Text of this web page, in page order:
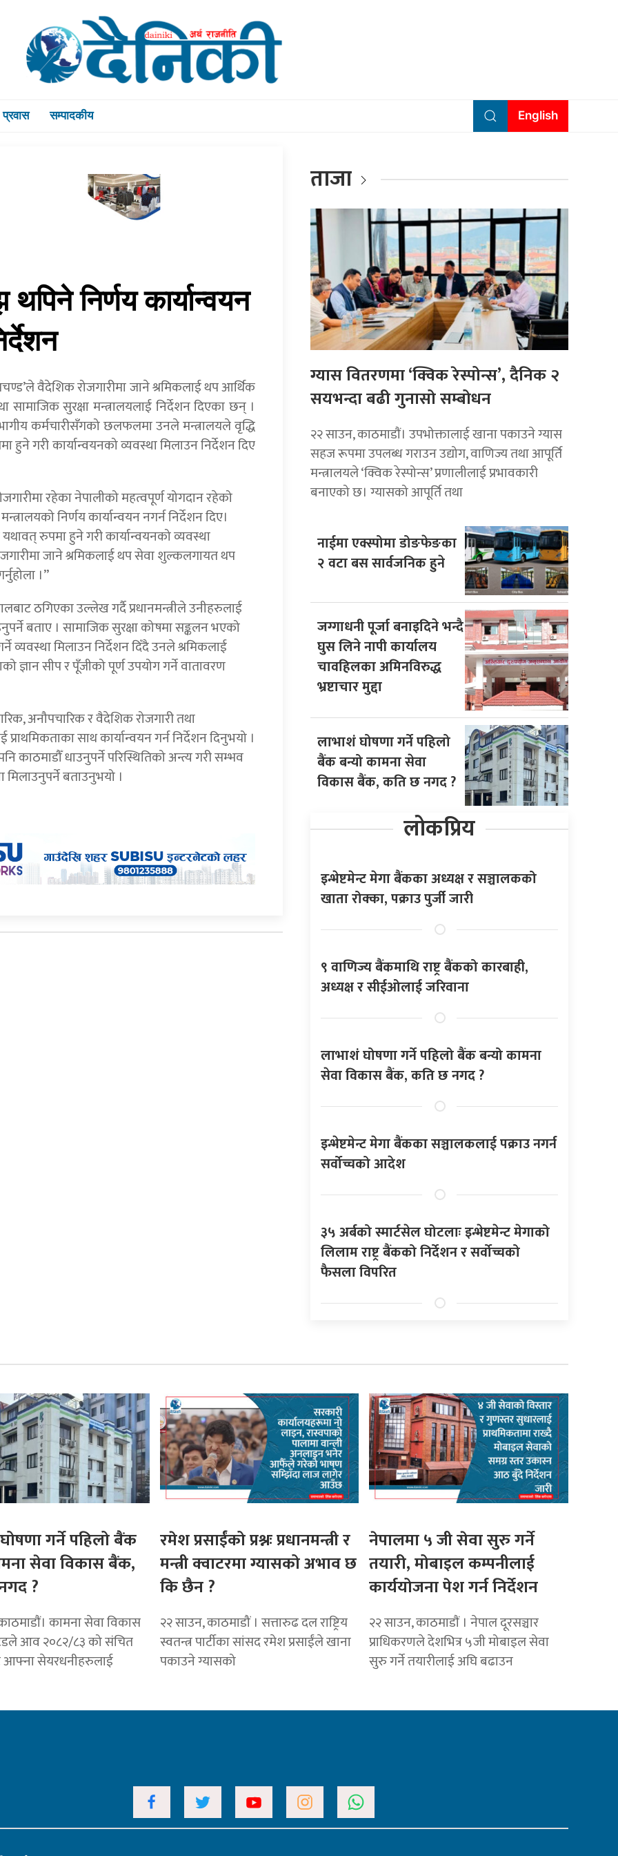
प्रवास सम्पादकीय English
निर्णय कार्यान्वयन
वैदेशिक रोजगारीमा जाने श्रमिकलाई थप आर्थिक
सामाजिक सुरक्षा मन्त्रालयलाई निर्देशन दिएका छन् ।
कर्मचारीसँगको छलफलमा उनले मन्त्रालयले वृद्धि
गरी कार्यान्वयनको व्यवस्था मिलाउन निर्देशन दिए
रहेका नेपालीको महत्वपूर्ण योगदान रहेको
निर्णय कार्यान्वयन नगर्न निर्देशन दिए।
रुपमा हुने गरी कार्यान्वयनको व्यवस्था
जाने श्रमिकलाई थप सेवा शुल्कलगायत थप
।”
ठगिएका उल्लेख गर्दै प्रधानमन्त्रीले उनीहरुलाई
बताए । सामाजिक सुरक्षा कोषमा सङ्कलन भएको
व्यवस्था मिलाउन निर्देशन दिँदै उनले श्रमिकलाई
ज्ञान सीप र पूँजीको पूर्ण उपयोग गर्ने वातावरण
अनौपचारिक र वैदेशिक रोजगारी तथा
साथ कार्यान्वयन गर्न निर्देशन दिनुभयो ।
काठमाडौँ धाउनुपर्ने परिस्थितिको अन्त्य गरी सम्भव
बताउनुभयो ।
ताजा
ग्यास वितरणमा ‘क्विक रेस्पोन्स’, दैनिक २
सयभन्दा बढी गुनासो सम्बोधन
२२ साउन, काठमाडाैं। उपभोक्तालाई खाना पकाउने ग्यास
सहज रूपमा उपलब्ध गराउन उद्योग, वाणिज्य तथा आपूर्ति
मन्त्रालयले ‘क्विक रेस्पोन्स’ प्रणालीलाई प्रभावकारी
बनाएको छ। ग्यासको आपूर्ति तथा
नाईमा एक्स्पोमा डोङफेङका
२ वटा बस सार्वजनिक हुने
जग्गाधनी पूर्जा बनाइदिने भन्दै
घुस लिने नापी कार्यालय
चावहिलका अमिनविरुद्ध
भ्रष्टाचार मुद्दा
लाभाशं घोषणा गर्ने पहिलो
बैंक बन्यो कामना सेवा
विकास बैंक, कति छ नगद ?
लोकप्रिय
इन्भेष्टमेन्ट मेगा बैंकका अध्यक्ष र सञ्चालकको
खाता रोक्का, पक्राउ पुर्जी जारी
९ वाणिज्य बैंकमाथि राष्ट्र बैंकको कारबाही,
अध्यक्ष र सीईओलाई जरिवाना
लाभाशं घोषणा गर्ने पहिलो बैंक बन्यो कामना
सेवा विकास बैंक, कति छ नगद ?
इन्भेष्टमेन्ट मेगा बैंकका सञ्चालकलाई पक्राउ नगर्न
सर्वोच्चको आदेश
३५ अर्बको स्मार्टसेल घोटलाः इन्भेष्टमेन्ट मेगाको
लिलाम राष्ट्र बैंकको निर्देशन र सर्वोच्चको
फैसला विपरित
गर्ने पहिलो बैंक
सेवा विकास बैंक,
?
कामना सेवा विकास
आव २०८२/८३ को संचित
आफ्ना सेयरधनीहरुलाई
रमेश प्रसाईंको प्रश्नः प्रधानमन्त्री र
मन्त्री क्वाटरमा ग्यासको अभाव छ
कि छैन ?
२२ साउन, काठमाडौं । सत्तारुढ दल राष्ट्रिय
स्वतन्त्र पार्टीका सांसद रमेश प्रसाईंले खाना
पकाउने ग्यासको
नेपालमा ५ जी सेवा सुरु गर्ने
तयारी, मोबाइल कम्पनीलाई
कार्ययोजना पेश गर्न निर्देशन
२२ साउन, काठमाडाैं । नेपाल दूरसञ्चार
प्राधिकरणले देशभित्र ५जी मोबाइल सेवा
सुरु गर्ने तयारीलाई अघि बढाउन